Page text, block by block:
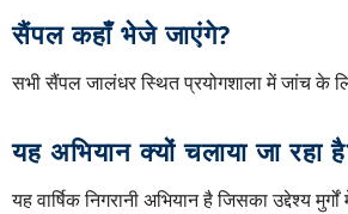
सैंपल कहाँ भेजे जाएंगे?
सभी सैंपल जालंधर स्थित प्रयोगशाला में जांच के
यह अभियान क्यों चलाया जा रहा
यह वार्षिक निगरानी अभियान है जिसका उद्देश्य